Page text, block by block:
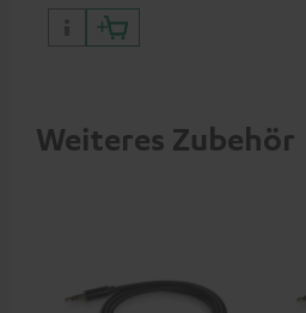
Smartphones, Tablets und
Geräte mit USB-C-Anschluss
Weiteres Zubehör